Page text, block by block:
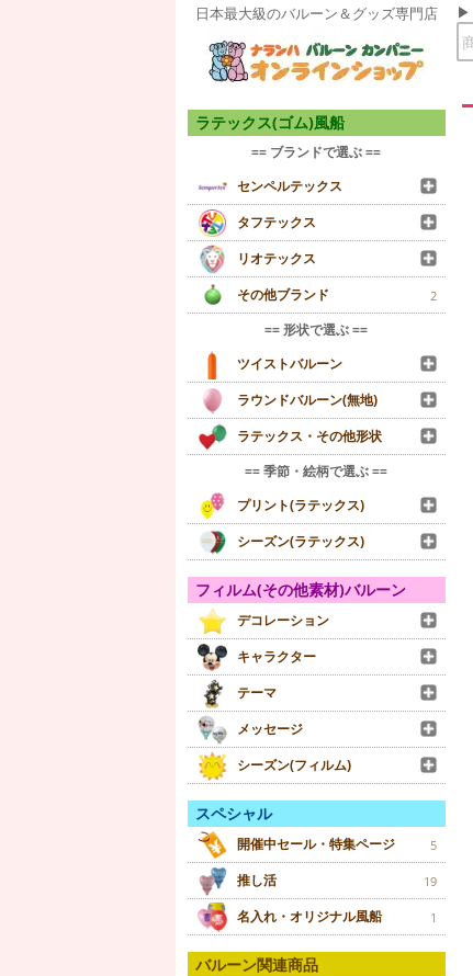
日本最大級のバルーン＆グッズ専門店
ラテックス(ゴム)風船
== ブランドで選ぶ ==
センペルテックス
タフテックス
リオテックス
その他ブランド
2
== 形状で選ぶ ==
ツイストバルーン
ラウンドバルーン(無地)
ラテックス・その他形状
== 季節・絵柄で選ぶ ==
プリント(ラテックス)
シーズン(ラテックス)
フィルム(その他素材)バルーン
デコレーション
キャラクター
テーマ
メッセージ
シーズン(フィルム)
スペシャル
開催中セール・特集ページ 5
推し活 19
名入れ・オリジナル風船 1
バルーン関連商品